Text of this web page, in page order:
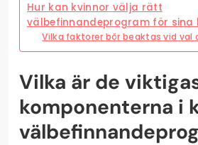
Hur kan kvinnor välja rätt
välbefinnandeprogram för sina
Vilka faktorer bör beaktas vid val
Vilka är de
komponenterna i